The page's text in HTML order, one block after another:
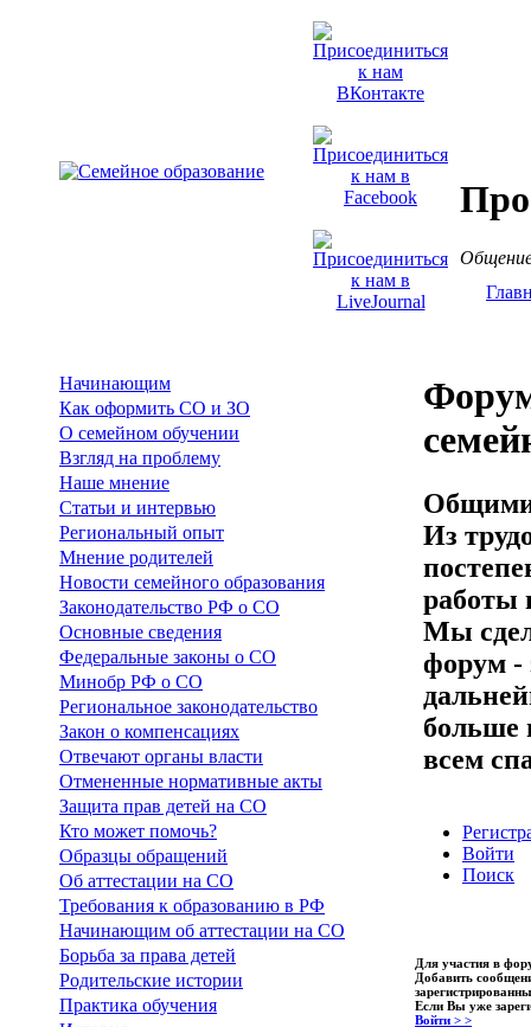
Начинающим
Как оформить СО и ЗО
О семейном обучении
Взгляд на проблему
Наше мнение
Статьи и интервью
Региональный опыт
Мнение родителей
Новости семейного образования
Законодательство РФ о СО
Основные сведения
Федеральные законы о СО
Минобр РФ о СО
Региональное законодательство
Закон о компенсациях
Отвечают органы власти
Отмененные нормативные акты
Защита прав детей на СО
Кто может помочь?
Образцы обращений
Об аттестации на СО
Требования к образованию в РФ
Начинающим об аттестации на СО
Борьба за права детей
Родительские истории
Практика обучения
Общими
Из
работы
Мы
форум -
больше
всем
Войти
Поиск
Для участия в
Добавить
Если Вы уже
Войти > >